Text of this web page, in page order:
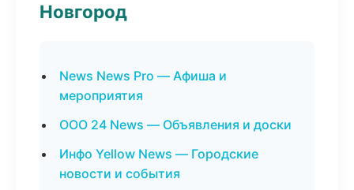
Новгород
News News Pro — Афиша и
мероприятия
ООО 24 News — Объявления и доски
Инфо Yellow News — Городские
новости и события